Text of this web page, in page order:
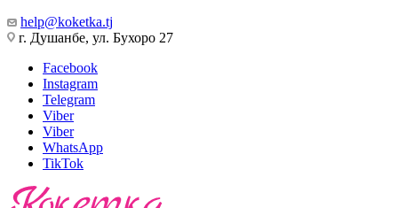
help@koketka.tj
г. Душанбе, ул. Бухоро 27
Facebook
Instagram
Telegram
Viber
Viber
WhatsApp
TikTok